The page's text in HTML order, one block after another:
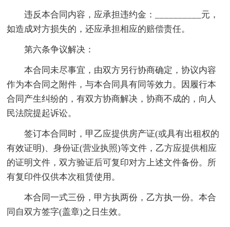
违反本合同内容，应承担违约金：__________元，
如造成对方损失的，还应承担相应的赔偿责任。
第六条争议解决：
本合同未尽事宜，由双方另行协商确定，协议内容
作为本合同之附件，与本合同具有同等效力。因履行本
合同产生纠纷的，有双方协商解决，协商不成的，向人
民法院提起诉讼。
签订本合同时，甲乙应提供房产证(或具有出租权的
有效证明)、身份证(营业执照)等文件，乙方应提供相应
的证明文件，双方验证后可复印对方上述文件备份。所
有复印件仅供本次租赁使用。
本合同一式三份，甲方执两份，乙方执一份。本合
同自双方签字(盖章)之日生效。